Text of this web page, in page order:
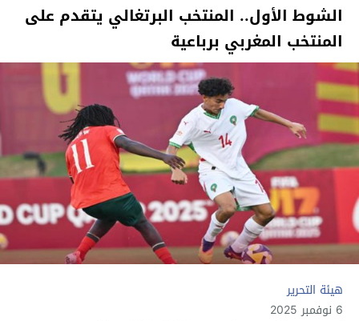
الشوط الأول.. المنتخب البرتغالي يتقدم على
المنتخب المغربي برباعية
هيئة التحرير
6 نوفمبر 2025